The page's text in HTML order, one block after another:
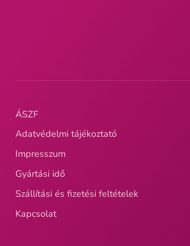
ÁSZF
Adatvédelmi tájékoztató
Impresszum
Gyártási idő
Szállítási és fizetési feltételek
Kapcsolat